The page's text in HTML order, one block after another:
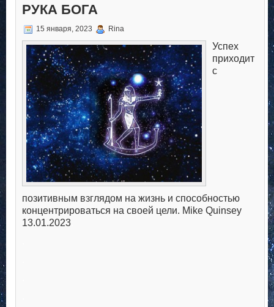
РУКА БОГА
15 января, 2023 Rina
Успех
приходит
с
позитивным взглядом на жизнь и способностью
концентрироваться на своей цели. Mike Quinsey
13.01.2023